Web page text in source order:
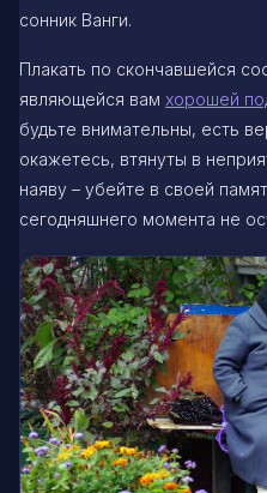
сонник Ванги.
Плакать по скончавшейся
являющейся вам хорошей
будьте внимательны, есть
окажетесь, втянуты в
наяву – убейте в своей
сегодняшнего момента не